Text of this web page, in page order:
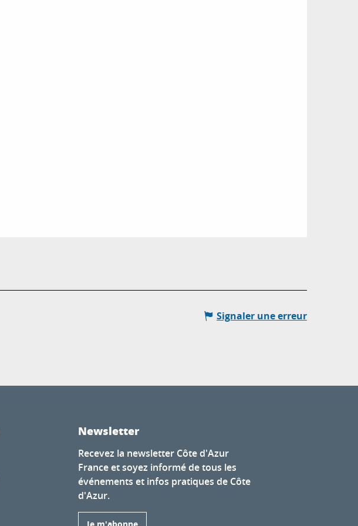
Signaler une erreur
Newsletter
Recevez la newsletter Côte d'Azur
France et soyez informé de tous les
événements et infos pratiques de Côte
d'Azur.